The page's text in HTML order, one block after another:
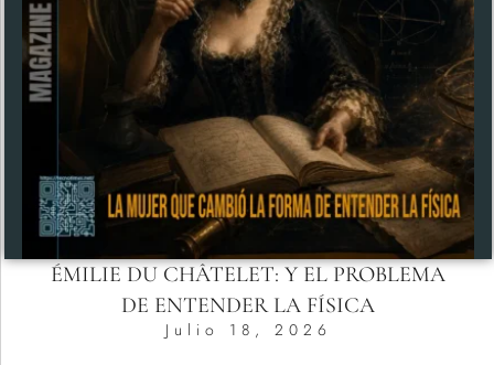
ÉMILIE DU CHÂTELET: Y EL PROBLEMA
DE ENTENDER LA FÍSICA
Julio 18, 2026